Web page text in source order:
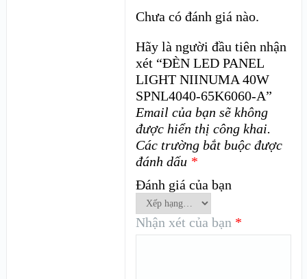
Chưa có đánh giá nào.
Hãy là người đầu tiên nhận
xét “ĐÈN LED PANEL
LIGHT NIINUMA 40W
SPNL4040-65K6060-A”
Email của bạn sẽ không
được hiển thị công khai.
Các trường bắt buộc được
đánh dấu *
Đánh giá của bạn
Nhận xét của bạn *